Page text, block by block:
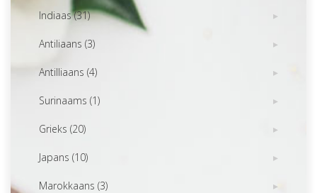
Indiaas (31)
Antiliaans (3)
Antilliaans (4)
Surinaams (1)
Grieks (20)
Japans (10)
Marokkaans (3)